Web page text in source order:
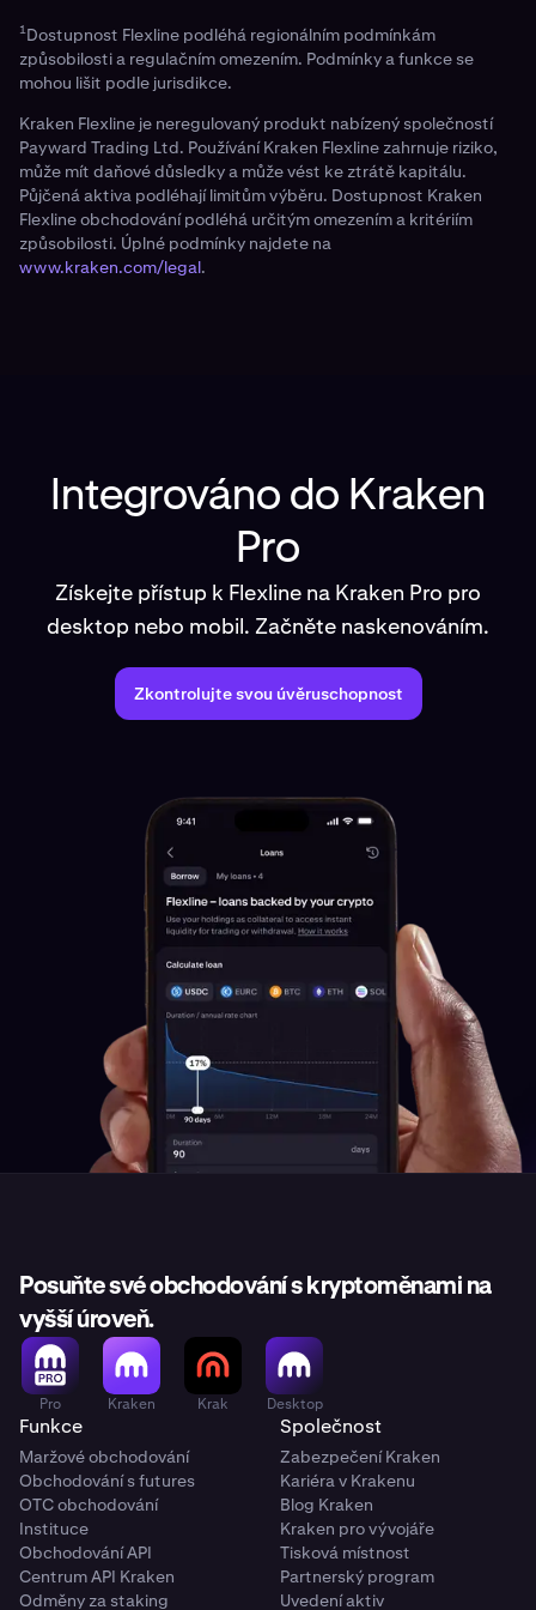
pouze pro obchodování.
1Dostupnost Flexline podléhá regionálním podmínkám
způsobilosti a regulačním omezením. Podmínky a funkce se
mohou lišit podle jurisdikce.
Kraken Flexline je neregulovaný produkt nabízený společností
Payward Trading Ltd. Používání Kraken Flexline zahrnuje riziko,
může mít daňové důsledky a může vést ke ztrátě kapitálu.
Půjčená aktiva podléhají limitům výběru. Dostupnost Kraken
Flexline obchodování podléhá určitým omezením a kritériím
způsobilosti. Úplné podmínky najdete na
www.kraken.com/legal.
Integrováno do Kraken
Pro
Získejte přístup k Flexline na Kraken Pro pro
desktop nebo mobil. Začněte naskenováním.
Zkontrolujte svou úvěruschopnost
Posuňte své obchodování s kryptoměnami na
vyšší úroveň.
Pro Kraken Krak Desktop
Funkce
Maržové obchodování
Obchodování s futures
OTC obchodování
Instituce
Obchodování API
Centrum API Kraken
Odměny za staking
Společnost
Zabezpečení Kraken
Kariéra v Krakenu
Blog Kraken
Kraken pro vývojáře
Tisková místnost
Partnerský program
Uvedení aktiv